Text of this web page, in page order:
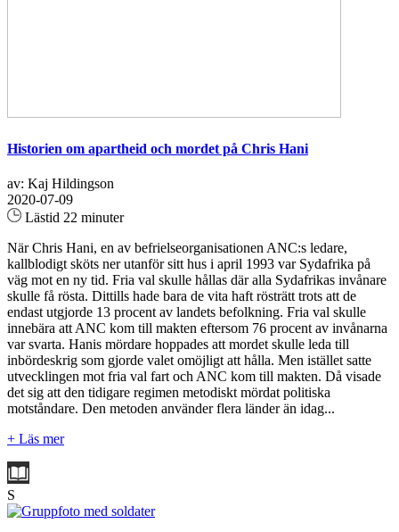
Historien om apartheid och mordet på Chris Hani
av: Kaj Hildingson
2020-07-09
Lästid 22 minuter
När Chris Hani, en av befrielseorganisationen ANC:s ledare,
kallblodigt sköts ner utanför sitt hus i april 1993 var Sydafrika på
väg mot en ny tid. Fria val skulle hållas där alla Sydafrikas invånare
skulle få rösta. Dittills hade bara de vita haft rösträtt trots att de
endast utgjorde 13 procent av landets befolkning. Fria val skulle
innebära att ANC kom till makten eftersom 76 procent av invånarna
var svarta. Hanis mördare hoppades att mordet skulle leda till
inbördeskrig som gjorde valet omöjligt att hålla. Men istället satte
utvecklingen mot fria val fart och ANC kom till makten. Då visade
det sig att den tidigare regimen metodiskt mördat politiska
motståndare. Den metoden använder flera länder än idag...
+ Läs mer
S